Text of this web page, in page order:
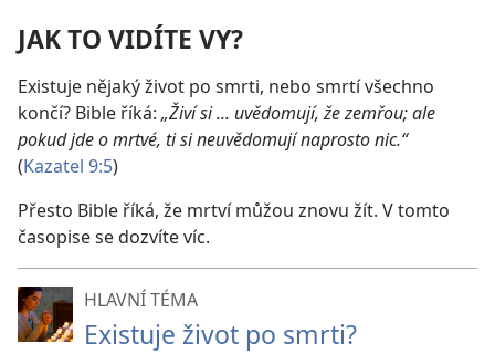
JAK TO VIDÍTE VY?
Existuje nějaký život po smrti, nebo smrtí všechno
končí? Bible říká: „Živí si ... uvědomují, že zemřou; ale
pokud jde o mrtvé, ti si neuvědomují naprosto nic.“
(Kazatel 9:5)
Přesto Bible říká, že mrtví můžou znovu žít. V tomto
časopise se dozvíte víc.
HLAVNÍ TÉMA
Existuje život po smrti?